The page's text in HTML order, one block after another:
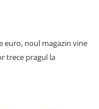
euro, noul magazin vine
trece pragul la